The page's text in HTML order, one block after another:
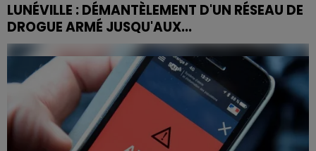
LUNÉVILLE : DÉMANTÈLEMENT D'UN RÉSEAU DE
DROGUE ARMÉ JUSQU'AUX...
Cocaïne, héroïne, ecstasy et un véritable arsenal
militaire — cinq hommes ont été interpellés mi-mai
après quatre mois d'enquête menée par le parquet
de Nancy.